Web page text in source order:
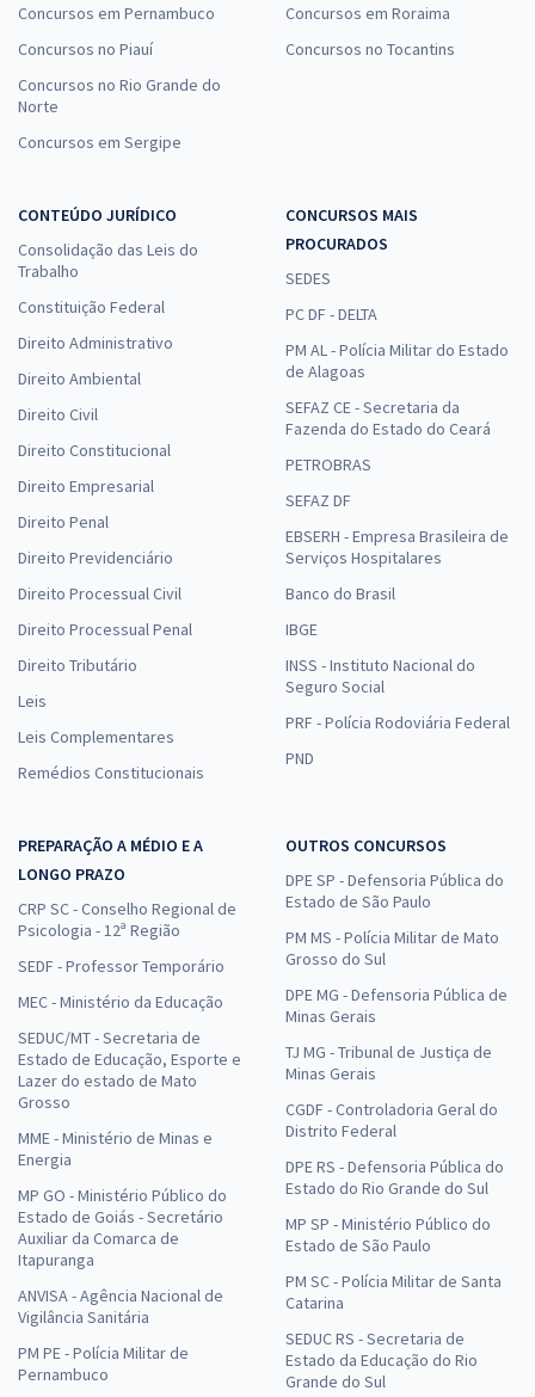
Concursos em Pernambuco
Concursos no Piauí
Concursos no Rio Grande do
Norte
Concursos em Sergipe
Concursos em Roraima
Concursos no Tocantins
CONTEÚDO JURÍDICO
Consolidação das Leis do
Trabalho
Constituição Federal
Direito Administrativo
Direito Ambiental
Direito Civil
Direito Constitucional
Direito Empresarial
Direito Penal
Direito Previdenciário
Direito Processual Civil
Direito Processual Penal
Direito Tributário
Leis
Leis Complementares
Remédios Constitucionais
CONCURSOS MAIS
PROCURADOS
SEDES
PC DF - DELTA
PM AL - Polícia Militar do Estado
de Alagoas
SEFAZ CE - Secretaria da
Fazenda do Estado do Ceará
PETROBRAS
SEFAZ DF
EBSERH - Empresa Brasileira de
Serviços Hospitalares
Banco do Brasil
IBGE
INSS - Instituto Nacional do
Seguro Social
PRF - Polícia Rodoviária Federal
PND
PREPARAÇÃO A MÉDIO E A
LONGO PRAZO
CRP SC - Conselho Regional de
Psicologia - 12ª Região
SEDF - Professor Temporário
MEC - Ministério da Educação
SEDUC/MT - Secretaria de
Estado de Educação, Esporte e
Lazer do estado de Mato
Grosso
MME - Ministério de Minas e
Energia
MP GO - Ministério Público do
Estado de Goiás - Secretário
Auxiliar da Comarca de
Itapuranga
ANVISA - Agência Nacional de
Vigilância Sanitária
PM PE - Polícia Militar de
Pernambuco
OUTROS CONCURSOS
DPE SP - Defensoria Pública do
Estado de São Paulo
PM MS - Polícia Militar de Mato
Grosso do Sul
DPE MG - Defensoria Pública de
Minas Gerais
TJ MG - Tribunal de Justiça de
Minas Gerais
CGDF - Controladoria Geral do
Distrito Federal
DPE RS - Defensoria Pública do
Estado do Rio Grande do Sul
MP SP - Ministério Público do
Estado de São Paulo
PM SC - Polícia Militar de Santa
Catarina
SEDUC RS - Secretaria de
Estado da Educação do Rio
Grande do Sul